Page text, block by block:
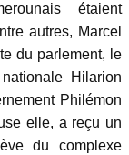
étaient
autres, Marcel
du parlement, le
Hilarion
Philémon
elle, a reçu un
du complexe